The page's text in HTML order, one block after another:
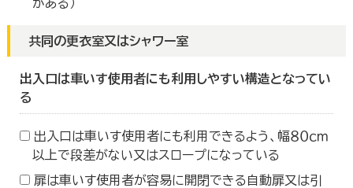
がある）
共同の更衣室又はシャワー室
出入口は車いす使用者にも利用しやすい構造となってい
る
出入口は車いす使用者にも利用できるよう、幅８０ｃｍ
以上で段差がない又はスロープになっている
扉は車いす使用者が容易に開閉できる自動扉又は引